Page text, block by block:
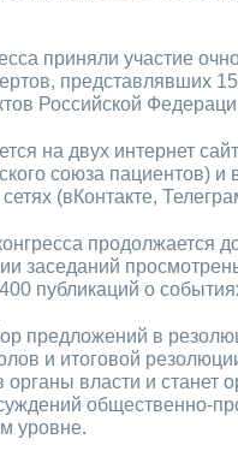
приняли участие
представлявших
Российской
на двух интернет
союза пациентов) и
(вКонтакте,
продолжается
заседаний
публикаций о
предложений в
и итоговой
власти и станет
общественно-
уровне.